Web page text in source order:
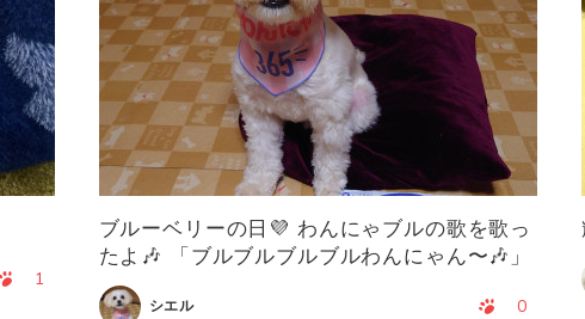
1
ブルーベリーの日💜 わんにゃブルの歌を歌っ
たよ🎶 「ブルブルブルブルわんにゃん〜🎶」
シエル 0